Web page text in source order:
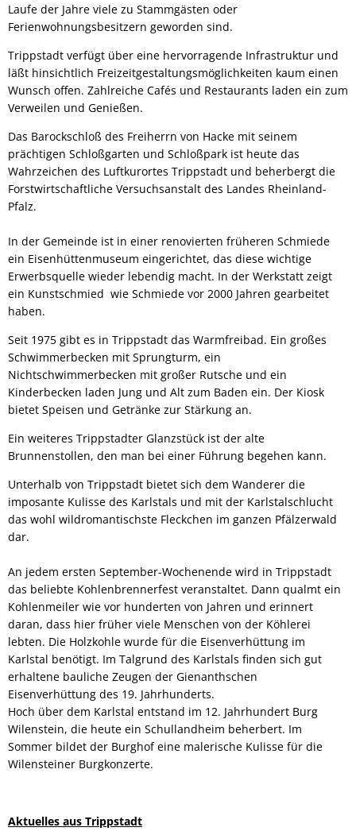
Laufe der Jahre viele zu Stammgästen oder
Ferienwohnungsbesitzern geworden sind.
Trippstadt verfügt über eine hervorragende Infrastruktur und
läßt hinsichtlich Freizeitgestaltungsmöglichkeiten kaum einen
Wunsch offen. Zahlreiche Cafés und Restaurants laden ein zum
Verweilen und Genießen.
Das Barockschloß des Freiherrn von Hacke mit seinem
prächtigen Schloßgarten und Schloßpark ist heute das
Wahrzeichen des Luftkurortes Trippstadt und beherbergt die
Forstwirtschaftliche Versuchsanstalt des Landes Rheinland-
Pfalz.
In der Gemeinde ist in einer renovierten früheren Schmiede
ein Eisenhüttenmuseum eingerichtet, das diese wichtige
Erwerbsquelle wieder lebendig macht. In der Werkstatt zeigt
ein Kunstschmied wie Schmiede vor 2000 Jahren gearbeitet
haben.
Seit 1975 gibt es in Trippstadt das Warmfreibad. Ein großes
Schwimmerbecken mit Sprungturm, ein
Nichtschwimmerbecken mit großer Rutsche und ein
Kinderbecken laden Jung und Alt zum Baden ein. Der Kiosk
bietet Speisen und Getränke zur Stärkung an.
Ein weiteres Trippstadter Glanzstück ist der alte
Brunnenstollen, den man bei einer Führung begehen kann.
Unterhalb von Trippstadt bietet sich dem Wanderer die
imposante Kulisse des Karlstals und mit der Karlstalschlucht
das wohl wildromantischste Fleckchen im ganzen Pfälzerwald
dar.
An jedem ersten September-Wochenende wird in Trippstadt
das beliebte Kohlenbrennerfest veranstaltet. Dann qualmt ein
Kohlenmeiler wie vor hunderten von Jahren und erinnert
daran, dass hier früher viele Menschen von der Köhlerei
lebten. Die Holzkohle wurde für die Eisenverhüttung im
Karlstal benötigt. Im Talgrund des Karlstals finden sich gut
erhaltene bauliche Zeugen der Gienanthschen
Eisenverhüttung des 19. Jahrhunderts.
Hoch über dem Karlstal entstand im 12. Jahrhundert Burg
Wilenstein, die heute ein Schullandheim beherbert. Im
Sommer bildet der Burghof eine malerische Kulisse für die
Wilensteiner Burgkonzerte.
Aktuelles aus Trippstadt